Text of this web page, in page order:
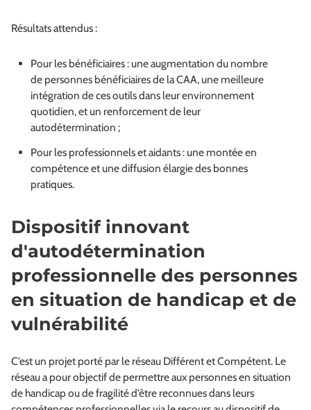
Résultats attendus :
Pour les bénéficiaires : une augmentation du nombre
de personnes bénéficiaires de la CAA, une meilleure
intégration de ces outils dans leur environnement
quotidien, et un renforcement de leur
autodétermination ;
Pour les professionnels et aidants : une montée en
compétence et une diffusion élargie des bonnes
pratiques.
Dispositif innovant
d'autodétermination
professionnelle des personnes
en situation de handicap et de
vulnérabilité
C’est un projet porté par le réseau Différent et Compétent. Le
réseau a pour objectif de permettre aux personnes en situation
de handicap ou de fragilité d’être reconnues dans leurs